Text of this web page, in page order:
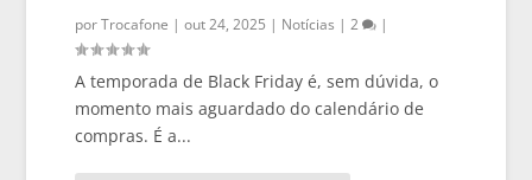
porTrocafone | out 24, 2025 | Notícias | 2 |
A temporada de Black Friday é, sem dúvida, o
momento mais aguardado do calendário de
compras. É a...